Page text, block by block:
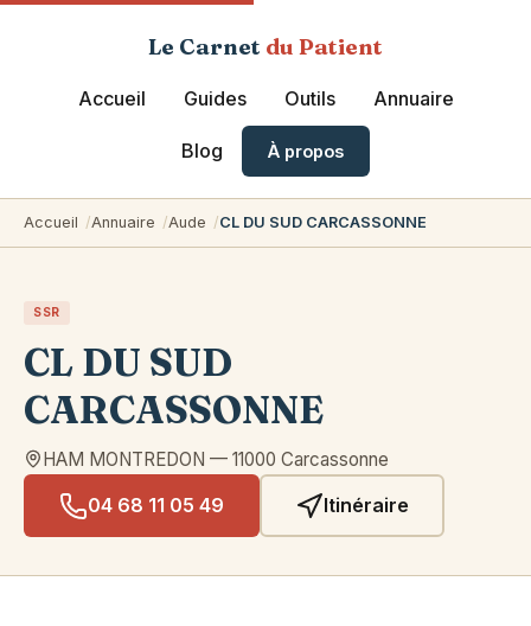
Le Carnet du Patient
Accueil Guides Outils Annuaire
Blog À propos
Accueil Annuaire Aude CL DU SUD CARCASSONNE
SSR
CL DU SUD
CARCASSONNE
HAM MONTREDON — 11000 Carcassonne
04 68 11 05 49 Itinéraire